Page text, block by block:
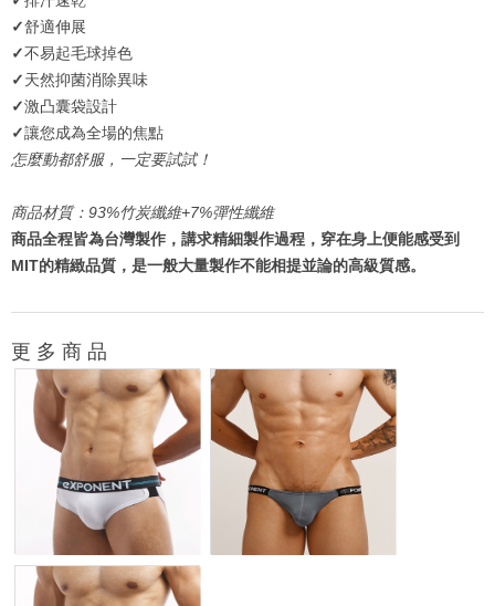
✓舒適伸展
✓不易起毛球掉色
✓天然抑菌消除異味
✓激凸囊袋設計
✓讓您成為全場的焦點
怎麼動都舒服，一定要試試！
商品材質： 93%竹炭纖維+7%彈性纖維
商品全程皆為台灣製作，講求精細製作過程，穿在身上便能感受到
MIT的精緻品質，是一般大量製作不能相提並論的高級質感。
更 多 商 品